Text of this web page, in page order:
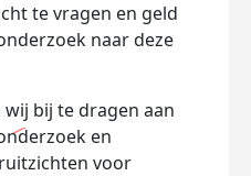
te vragen en geld
naar deze
bij te dragen aan
en
voor